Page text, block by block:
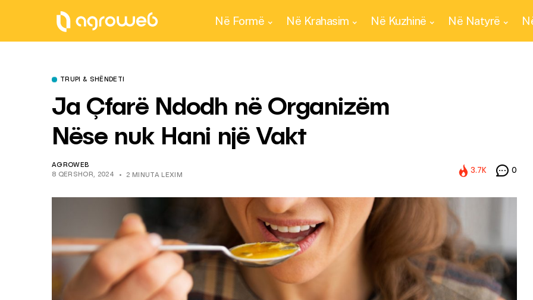
Në Formë Në Krahasim Në Kuzhinë Në Natyrë
TRUPI & SHËNDETI
Ja Çfarë Ndodh në Organizëm
Nëse nuk Hani një Vakt
AGROWEB
8 QERSHOR, 2024
2 MINUTA LEXIM
3.7K 0